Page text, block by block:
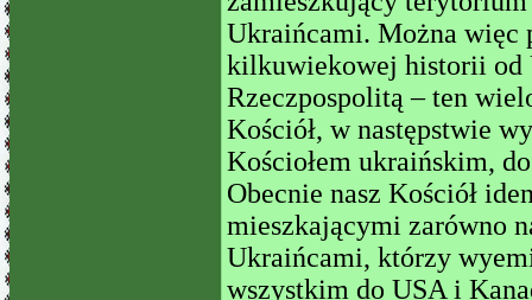
Ukraińcami. Można więc
kilkuwiekowej historii
Rzeczpospolitą – ten
Kościół, w następstwie
Kościołem ukraińskim,
Obecnie nasz Kościół
mieszkającymi zarówno
Ukraińcami, którzy
wszystkim do USA i